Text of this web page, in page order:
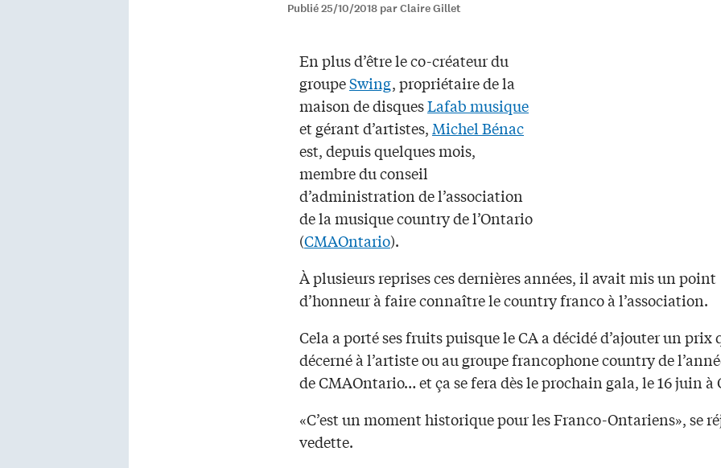
Publié 25/10/2018 par Claire Gillet
En plus d’être le co-créateur du
groupeSwing, propriétaire de la
maison de disquesLafab musique
et gérant d’artistes, Michel Bénac
est, depuis quelques mois,
membre du conseil
d’administration de l’association
de la musique country de l’Ontario
(CMAOntario).
À plusieurs reprises ces dernières années, il avait mis un point
d’honneur à faire connaître le country franco à l’association.
Cela a porté ses fruits puisque le CA a décidé d’ajouter un prix
décerné à l’artiste ou au groupe francophone country de
de CMAOntario… et ça se fera dès le prochain gala, le 16 juin à
«C’est un moment historique pour les Franco-Ontariens», se
vedette.